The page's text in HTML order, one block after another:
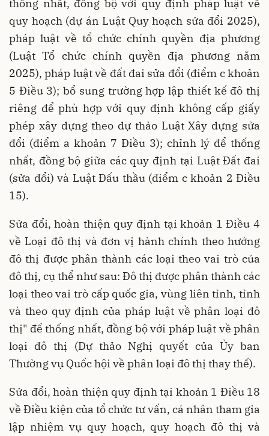
thống nhất, đồng bộ với quy định pháp luật về
quy hoạch (dự án Luật Quy hoạch sửa đổi 2025),
pháp luật về tổ chức chính quyền địa phương
(Luật Tổ chức chính quyền địa phương năm
2025), pháp luật về đất đai sửa đổi (điểm c khoản
5 Điều 3); bổ sung trường hợp lập thiết kế đô thị
riêng để phù hợp với quy định không cấp giấy
phép xây dựng theo dự thảo Luật Xây dựng sửa
đổi (điểm a khoản 7 Điều 3); chỉnh lý để thống
nhất, đồng bộ giữa các quy định tại Luật Đất đai
(sửa đổi) và Luật Đấu thầu (điểm c khoản 2 Điều
15).
Sửa đổi, hoàn thiện quy định tại khoản 1 Điều 4
về Loại đô thị và đơn vị hành chính theo hướng
đô thị được phân thành các loại theo vai trò của
đô thị, cụ thể như sau: Đô thị được phân thành các
loại theo vai trò cấp quốc gia, vùng liên tỉnh, tỉnh
và theo quy định của pháp luật về phân loại đô
thị" để thống nhất, đồng bộ với pháp luật về phân
loại đô thị (Dự thảo Nghị quyết của Ủy ban
Thường vụ Quốc hội về phân loại đô thị thay thế).
Sửa đổi, hoàn thiện quy định tại khoản 1 Điều 18
về Điều kiện của tổ chức tư vấn, cá nhân tham gia
lập nhiệm vụ quy hoạch, quy hoạch đô thị và